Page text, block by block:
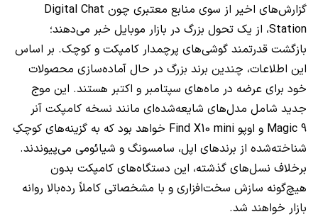
گزارش‌های اخیر از سوی منابع معتبری چون Digital Chat
Station، از یک تحول بزرگ در بازار موبایل خبر می‌دهند؛
بازگشت قدرتمند گوشی‌های پرچمدار کامپکت و کوچک. بر اساس
این اطلاعات، چندین برند بزرگ در حال آماده‌سازی محصولات
خود برای عرضه در ماه‌های سپتامبر و اکتبر هستند. این موج
جدید شامل مدل‌های شایعه‌شده‌ای مانند نسخه کامپکت آنر
Magic 9 و اوپو Find X10 mini خواهد بود که به گزینه‌های کوچکِ
شناخته‌شده از برندهای اپل، سامسونگ و شیائومی می‌پیوندند.
برخلاف نسل‌های گذشته، این دستگاه‌های کامپکت بدون
هیچ‌گونه سازش سخت‌افزاری و با مشخصاتی کاملاً رده‌بالا روانه
بازار خواهند شد.